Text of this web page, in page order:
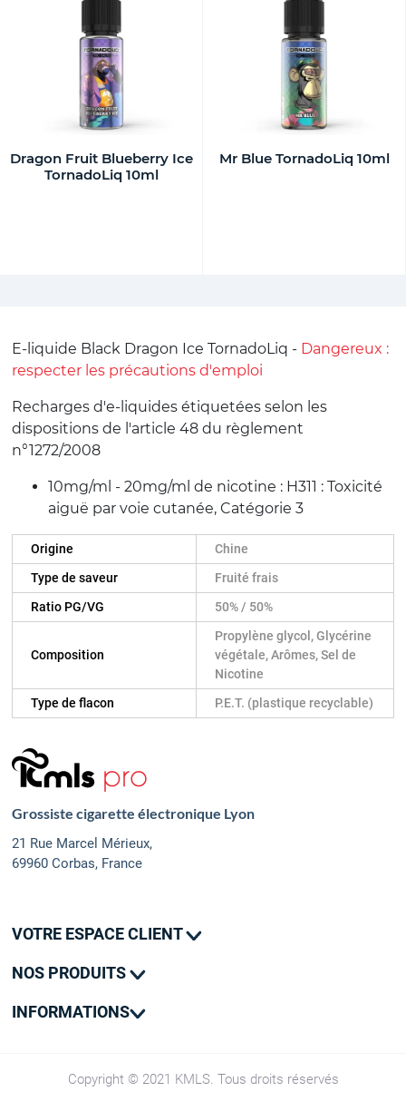
Dragon Fruit Blueberry Ice
TornadoLiq 10ml
Mr Blue TornadoLiq 10ml
E-liquide Black Dragon Ice TornadoLiq - Dangereux :
respecter les précautions d'emploi
Recharges d'e-liquides étiquetées selon les
dispositions de l'article 48 du règlement
n°1272/2008
10mg/ml - 20mg/ml de nicotine : H311 : Toxicité
aiguë par voie cutanée, Catégorie 3
Origine
Chine
Type de saveur
Fruité frais
Ratio PG/VG
50% / 50%
Composition
Propylène glycol, Glycérine
végétale, Arômes, Sel de
Nicotine
Type de flacon
P.E.T. (plastique recyclable)
Grossiste cigarette électronique Lyon
21 Rue Marcel Mérieux,
69960 Corbas, France
VOTRE ESPACE CLIENT
Mes adresses
NOS PRODUITS
Nouveautés
INFORMATIONS
Copyright © 2021 KMLS. Tous droits réservés